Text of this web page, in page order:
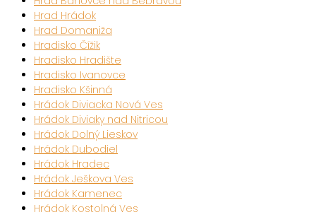
Hrad Hrádok
Hrad Domaniža
Hradisko Čížik
Hradisko Hradište
Hradisko Ivanovce
Hradisko Kšinná
Hrádok Diviacka Nová Ves
Hrádok Diviaky nad Nitricou
Hrádok Dolný Lieskov
Hrádok Dubodiel
Hrádok Hradec
Hrádok Ješkova Ves
Hrádok Kamenec
Hrádok Kostolná Ves